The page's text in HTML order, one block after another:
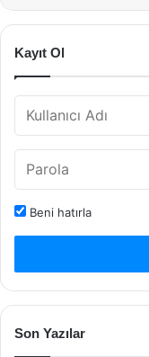
Kayıt Ol
Beni hatırla
Son Yazılar